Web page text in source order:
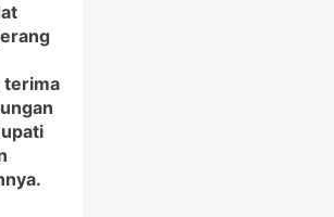
terima